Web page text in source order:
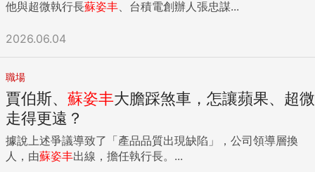
他與超微執行長蘇姿丰 、台積電創辦人張忠謀...
2026.06.04
職場
賈伯斯、 蘇姿丰大膽踩煞車，怎讓蘋果、超微
走得更遠？
據說上述爭議導致了「產品品質出現缺陷」，公司領導層換
人，由蘇姿丰出線，擔任執行長。...